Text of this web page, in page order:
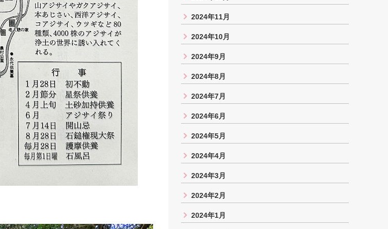
2024年11月
2024年10月
2024年9月
2024年8月
2024年7月
2024年6月
2024年5月
2024年4月
2024年3月
2024年2月
2024年1月